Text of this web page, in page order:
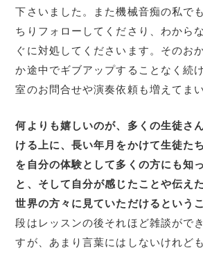
下さいました。また機械音痴の私で
ちりフォローしてくださり、わから
ぐに対処してくださいます。そのお
か途中でギブアップすることなく続
室のお問合せや演奏依頼も増えてま
何よりも嬉しいのが、多くの生徒さ
ける上に、長い年月をかけて生徒た
を自分の体験として多くの方にも知
と、そして自分が感じたことや伝え
世界の方々に見ていただけるという
段はレッスンの後それほど雑談がで
すが、あまり言葉にはしないけれど